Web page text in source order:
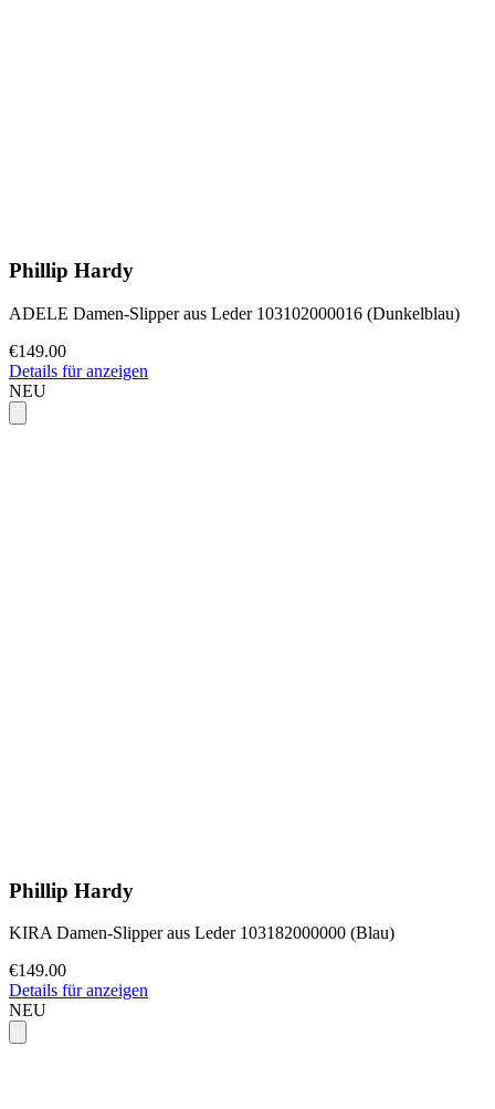
Phillip Hardy
ADELE Damen-Slipper aus Leder 103102000016 (Dunkelblau)
€149.00
Details für anzeigen
NEU
Phillip Hardy
KIRA Damen-Slipper aus Leder 103182000000 (Blau)
€149.00
Details für anzeigen
NEU